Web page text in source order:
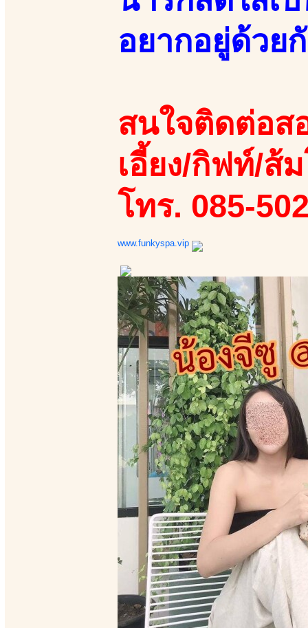
อยากอยู่ด้วย
สนใจติดต่อส
เอี้ยง/กิฟท์/ส้
โทร. 085-
www.funkyspa.vip